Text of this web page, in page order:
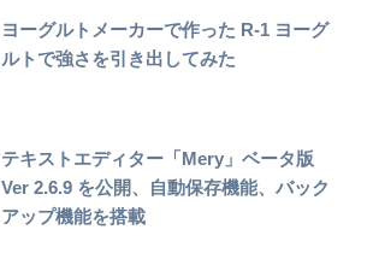
ヨーグルトメーカーで作った R-1 ヨーグ
ルトで強さを引き出してみた
テキストエディター「Mery」ベータ版
Ver 2.6.9 を公開、自動保存機能、バック
アップ機能を搭載